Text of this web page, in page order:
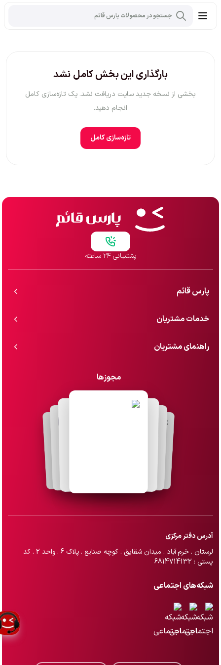
بارگذاری این بخش کامل نشد
بخشی از نسخه جدید سایت دریافت نشد. یک تازه‌سازی کامل
انجام دهید.
تازه‌سازی کامل
پشتیبانی ۲۴ ساعته
پارس قائم
خدمات مشتریان
راهنمای مشتریان
مجوزها
آدرس دفتر مرکزی
لرستان . خرم آباد . میدان شقایق . کوچه صنایع . پلاک 6 . واحد 2 . کد
پستی : 6814714132
شبکه‌های اجتماعی